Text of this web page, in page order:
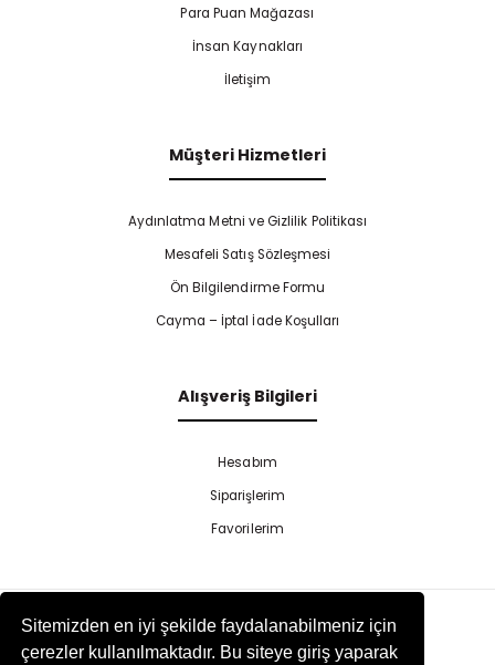
Sitemizden en iyi şekilde faydalanabilmeniz için
çerezler kullanılmaktadır. Bu siteye giriş yaparak
Para Puan Mağazası
İnsan Kaynakları
İletişim
Müşteri Hizmetleri
Aydınlatma Metni ve Gizlilik Politikası
Mesafeli Satış Sözleşmesi
Ön Bilgilendirme Formu
Cayma – İptal İade Koşulları
Alışveriş Bilgileri
Hesabım
Siparişlerim
Favorilerim